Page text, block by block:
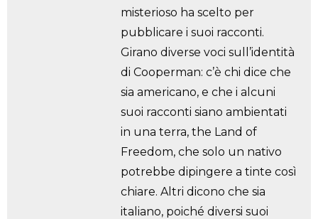
misterioso ha scelto per
pubblicare i suoi racconti.
Girano diverse voci sull’identità
di Cooperman: c’è chi dice che
sia americano, e che i alcuni
suoi racconti siano ambientati
in una terra, the Land of
Freedom, che solo un nativo
potrebbe dipingere a tinte così
chiare. Altri dicono che sia
italiano, poiché diversi suoi